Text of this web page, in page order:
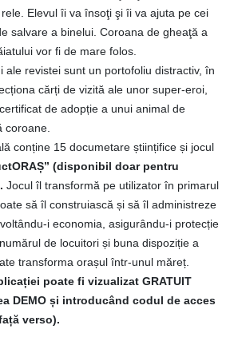
Elevul îi va însoţi şi îi va ajuta pe cei
salvare a binelui. Coroana de gheaţă a
vor fi de mare folos.
ale revistei sunt un portofoliu distractiv, în
cărți de vizită ale unor super-eroi,
de adopție a unui animal de
coroane.
conține 15 documetare științifice și jocul
(disponibil doar pentru
Jocul îl transformă pe utilizator în primarul
să îl construiască și să îl administreze
i economia, asigurându-i protecție
de locuitori și buna dispoziție a
transforma orașul într-unul măreț.
poate fi vizualizat GRATUIT
DEMO și introducând codul de acces
verso).